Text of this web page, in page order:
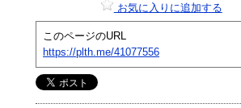
お気に入りに追加する
このページのURL
https://plth.me/41077556